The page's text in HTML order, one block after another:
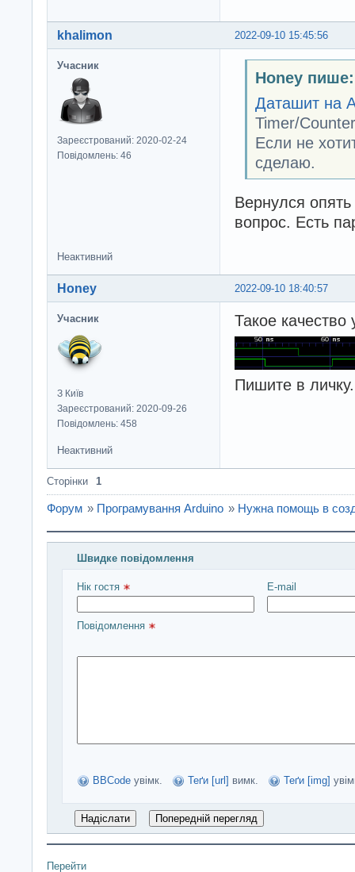
2022-09-10 15:45:56
khalimon
Учасник
Зареєстрований: 2020-02-24
Повідомлень: 46
Honey пише:
Даташит на
Timer/
Если не
сделаю.
Вернулся
вопрос. Есть
Неактивний
2022-09-10 18:40:57
Honey
Учасник
З Київ
Зареєстрований: 2020-09-26
Повідомлень: 458
Такое качество
Пишите в личку.
Неактивний
Сторінки 1
Форум » Програмування Arduino » Нужна помощь в
Швидке повідомлення
Введіть повідомлення і натисніть Надіслати
Нік гостя E-mail
Повідомлення
BBCode увімк. Теґи [url] вимк. Теґи [img]
Перейти